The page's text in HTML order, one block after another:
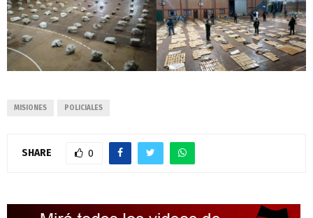
MISIONES POLICIALES
SHARE 0